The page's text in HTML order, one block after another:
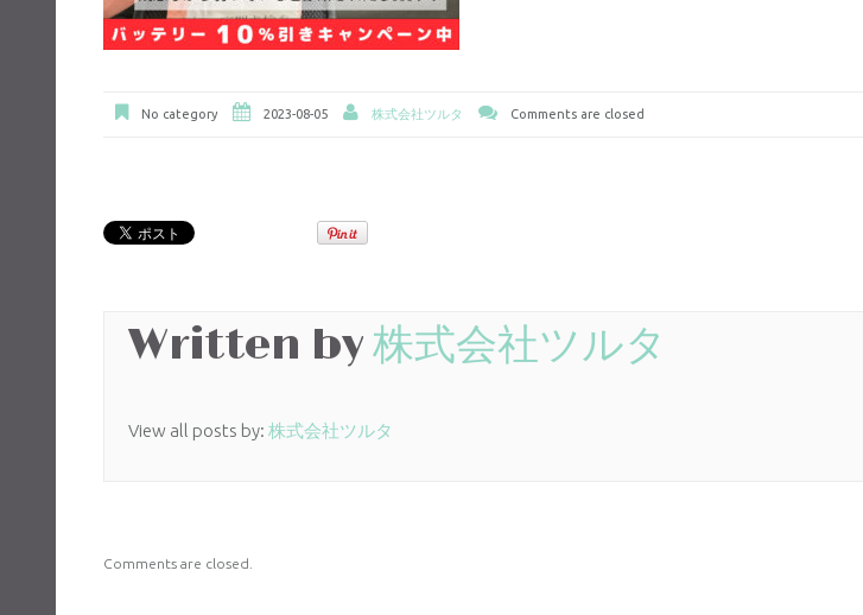
No category 2023-08-05 株式会社ツルタ Comments are closed
Written by株式会社ツルタ
View all posts by: 株式会社ツルタ
Comments are closed.